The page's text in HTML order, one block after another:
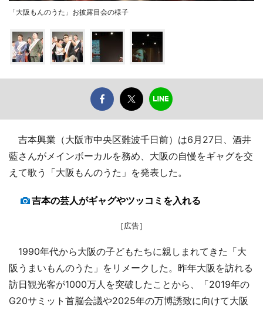
「大阪もんのうた」お披露目会の様子
吉本興業（大阪市中央区難波千日前）は6月27日、酒井
藍さんがメインボーカルを務め、大阪の自慢をギャグを交
えて歌う「大阪もんのうた」を発表した。
吉本の芸人がギャグやツッコミを入れる
［広告］
1990年代から大阪の子どもたちに親しまれてきた「大
阪うまいもんのうた」をリメークした。昨年大阪を訪れる
訪日観光客が1000万人を突破したことから、「2019年の
G20サミット首脳会議や2025年の万博誘致に向けて大阪